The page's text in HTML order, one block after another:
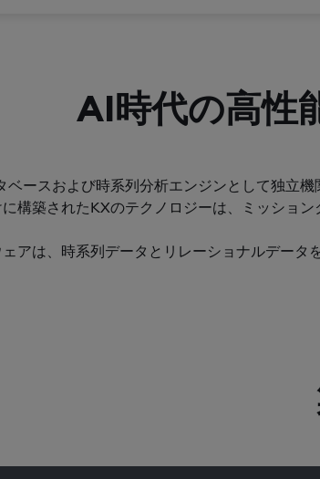
AI時代の高性
ースおよび時系列分析エンジンとして独立
構築されたKXのテクノロジーは、ミッショ
アは、時系列データとリレーショナルデー